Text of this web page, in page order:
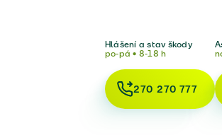
Hlášení a stav škody
po-pá • 8-18 h
270 270 777